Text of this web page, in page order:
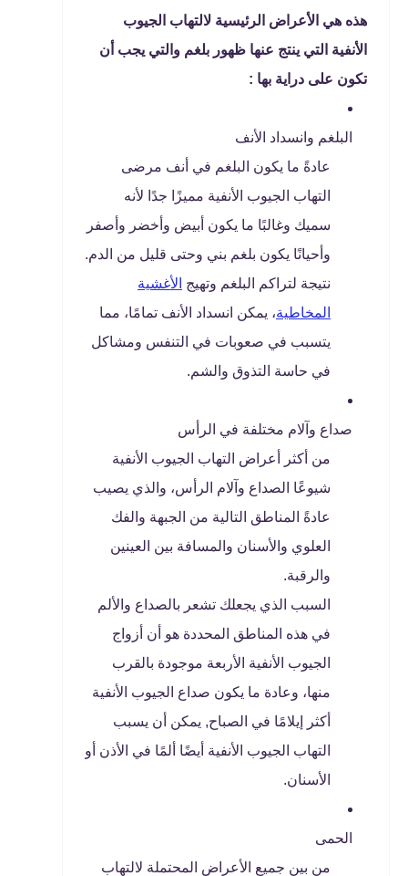
هذه هي الأعراض الرئيسية لالتهاب الجيوب
الأنفية التي ينتج عنها ظهور بلغم والتي يجب أن
تكون على دراية بها :
البلغم وانسداد الأنف
عادةً ما يكون البلغم في أنف مرضى
التهاب الجيوب الأنفية مميزًا جدًا لأنه
سميك وغالبًا ما يكون أبيض وأخضر وأصفر
وأحيانًا يكون بلغم بني وحتى قليل من الدم.
نتيجة لتراكم البلغم وتهيج الأغشية
المخاطية، يمكن انسداد الأنف تمامًا، مما
يتسبب في صعوبات في التنفس ومشاكل
في حاسة التذوق والشم.
صداع وآلام مختلفة في الرأس
من أكثر أعراض التهاب الجيوب الأنفية
شيوعًا الصداع وآلام الرأس، والذي يصيب
عادةً المناطق التالية من الجبهة والفك
العلوي والأسنان والمسافة بين العينين
والرقبة.
السبب الذي يجعلك تشعر بالصداع والألم
في هذه المناطق المحددة هو أن أزواج
الجيوب الأنفية الأربعة موجودة بالقرب
منها، وعادة ما يكون صداع الجيوب الأنفية
أكثر إيلامًا في الصباح, يمكن أن يسبب
التهاب الجيوب الأنفية أيضًا ألمًا في الأذن أو
الأسنان.
الحمى
من بين جميع الأعراض المحتملة لالتهاب